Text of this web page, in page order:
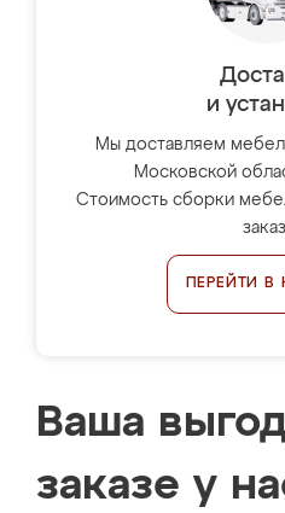
и
Мы доставляем
Московской
Стоимость сборки
ПЕРЕЙТИ В
Ваша
заказе у